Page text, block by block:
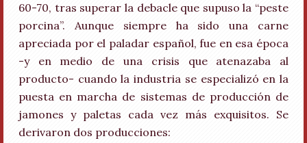
60-70, tras superar la debacle que supuso la “peste
porcina”. Aunque siempre ha sido una carne
apreciada por el paladar español, fue en esa época
-y en medio de una crisis que atenazaba al
producto- cuando la industria se especializó en la
puesta en marcha de sistemas de producción de
jamones y paletas cada vez más exquisitos. Se
derivaron dos producciones: